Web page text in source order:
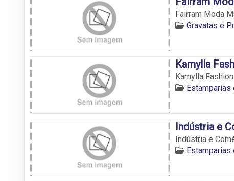
Fairram Moda
Gravatas e
Kamylla
Kamylla Fashion
Estamparias
Indústria e
Indústria e
Estamparias